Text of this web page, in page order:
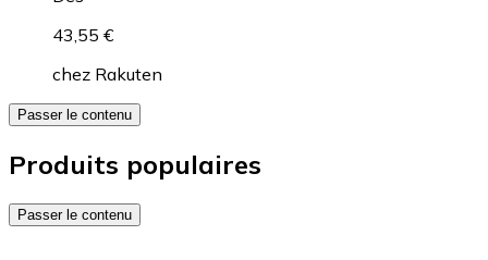
43,55 €
chez Rakuten
Passer le contenu
Produits populaires
Passer le contenu